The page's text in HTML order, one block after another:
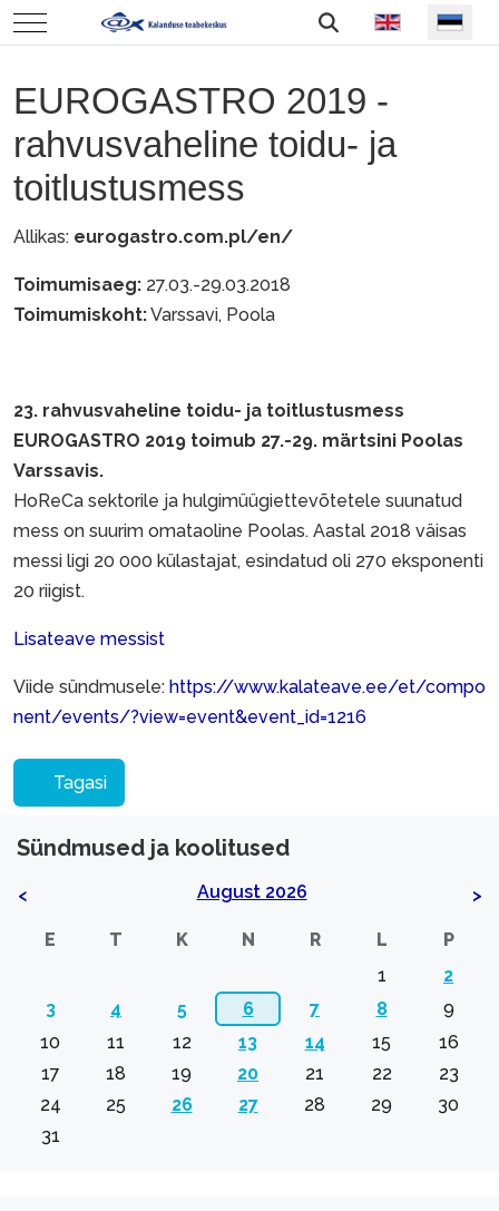
Mobile Menu Toggle Vali keel
EUROGASTRO 2019 -
rahvusvaheline toidu- ja
toitlustusmess
Allikas: eurogastro.com.pl/en/
Toimumisaeg: 27.03.-29.03.2018
Toimumiskoht:Varssavi, Poola
23. rahvusvaheline toidu- ja toitlustusmess
EUROGASTRO 2019 toimub 27.-29. märtsini Poolas
Varssavis.
HoReCa sektorile ja hulgimüügiettevõtetele suunatud
mess on suurim omataoline Poolas. Aastal 2018 väisas
messi ligi 20 000 külastajat, esindatud oli 270 eksponenti
20 riigist.
Lisateave messist
Viide sündmusele: https://www.kalateave.ee/et/compo
nent/events/?view=event&event_id=1216
Tagasi
Sündmused ja koolitused
< August 2026 >
E T K N R L
P
1
2
3
4 5 6 7 8
9
10
11 12 13 14 15
16
17
18 19 20 21 22
23
24
25 26 27 28 29
30
31